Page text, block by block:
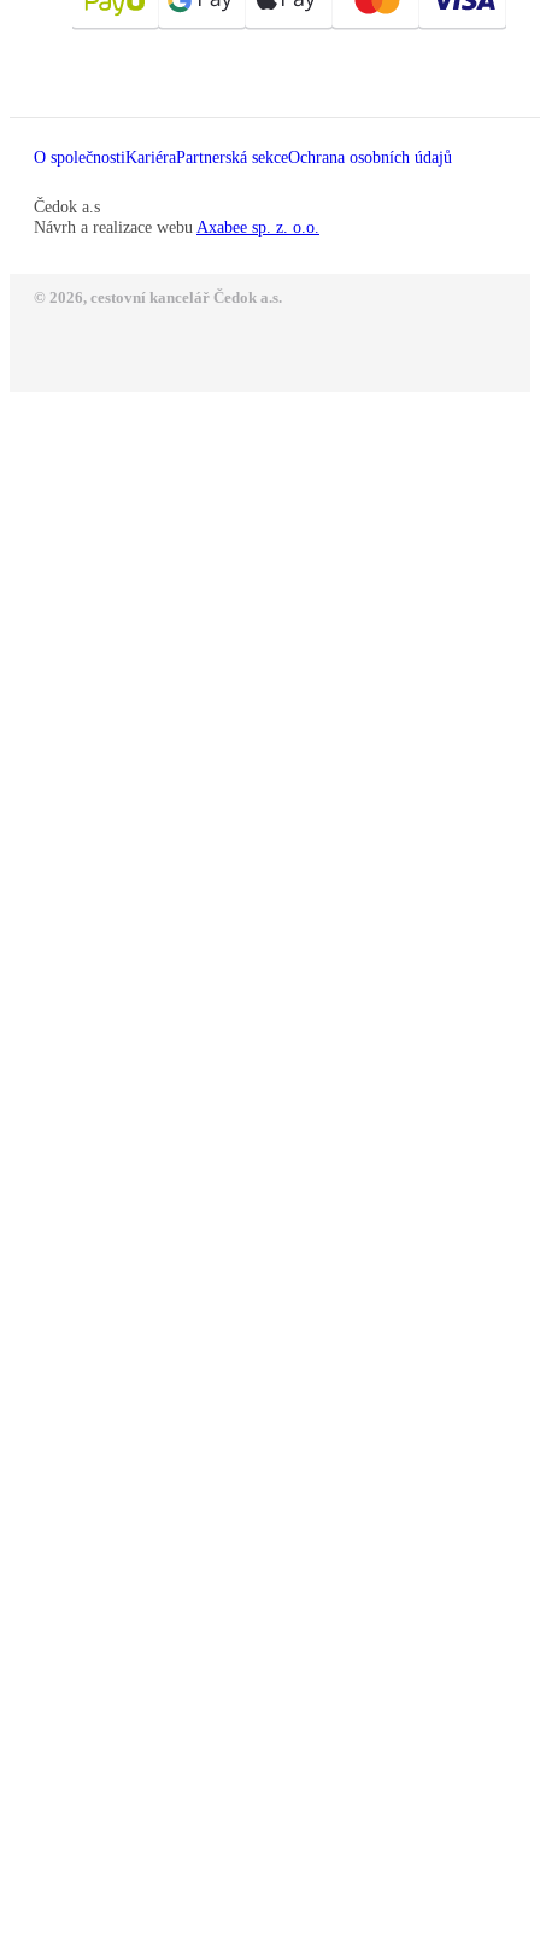
O společnostiKariéraPartnerská sekceOchrana osobních údajů
Čedok a.s
Návrh a realizace webu Axabee sp. z. o.o.
© 2026, cestovní kancelář Čedok a.s.